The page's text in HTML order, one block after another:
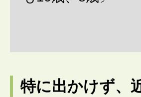
特に出かけず、